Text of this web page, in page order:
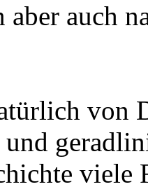
auch
von
viele